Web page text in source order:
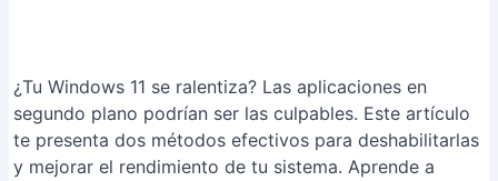
¿Tu Windows 11 se ralentiza? Las aplicaciones en
segundo plano podrían ser las culpables. Este artículo
te presenta dos métodos efectivos para deshabilitarlas
y mejorar el rendimiento de tu sistema. Aprende a